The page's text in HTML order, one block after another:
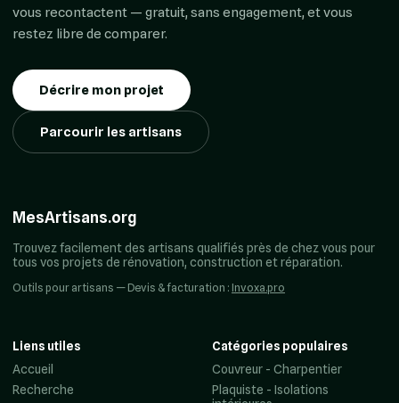
vous recontactent — gratuit, sans engagement, et vous
restez libre de comparer.
Décrire mon projet
Parcourir les artisans
MesArtisans.org
Trouvez facilement des artisans qualifiés près de chez vous pour
tous vos projets de rénovation, construction et réparation.
Outils pour artisans — Devis & facturation : Invoxa.pro
Liens utiles
Accueil
Recherche
Catégories populaires
Couvreur - Charpentier
Plaquiste - Isolations